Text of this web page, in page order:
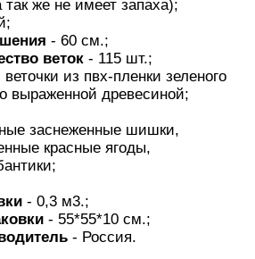
так же не имеет запаха);
- 60 см.;
веток - 115 шт.;
веточки из пвх-пленки зеленого
выраженной древесиной;
заснеженные шишки,
красные ягоды,
- 0,3 м3.;
- 55*55*10 см.;
- Россия.